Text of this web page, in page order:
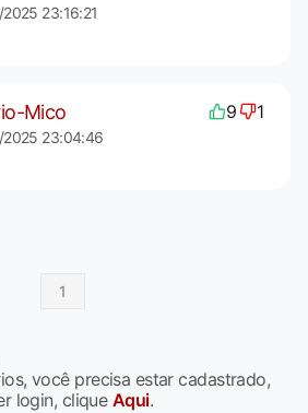
23:16:21
Mico 9 1
2025 23:04:46
1
você precisa estar cadastrado,
login, clique Aqui.